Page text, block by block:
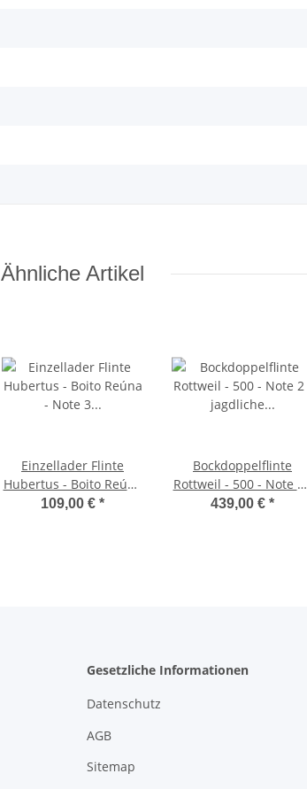
Ähnliche Artikel
Einzellader Flinte
Hubertus - Boito Reúna
- Note 3 - sehr führige109,00 € *
Bockdoppelflinte
Rottweil - 500 - Note 2 -
jagdliche Einabzug
Riemenbügelösen,
439,00 € *
Gesetzliche Informationen
Datenschutz
AGB
Sitemap